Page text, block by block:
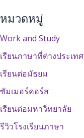
หมวดหมู่
Work and Study
เรียนภาษาที่ต่างประเทศ
เรียนต่อมัธยม
ซัมเมอร์คอร์ส
เรียนต่อมหาวิทยาลัย
รีวิวโรงเรียนภาษา